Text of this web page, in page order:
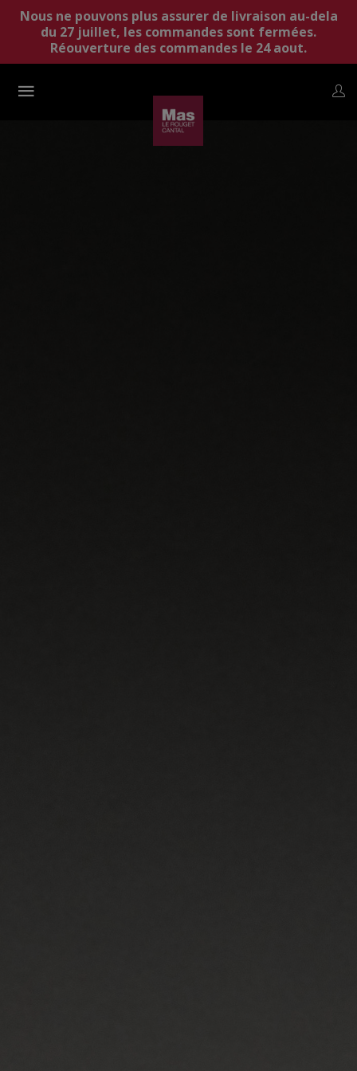
Nous ne pouvons plus assurer de livraison au-dela
du 27 juillet, les commandes sont fermées.
Réouverture des commandes le 24 aout.